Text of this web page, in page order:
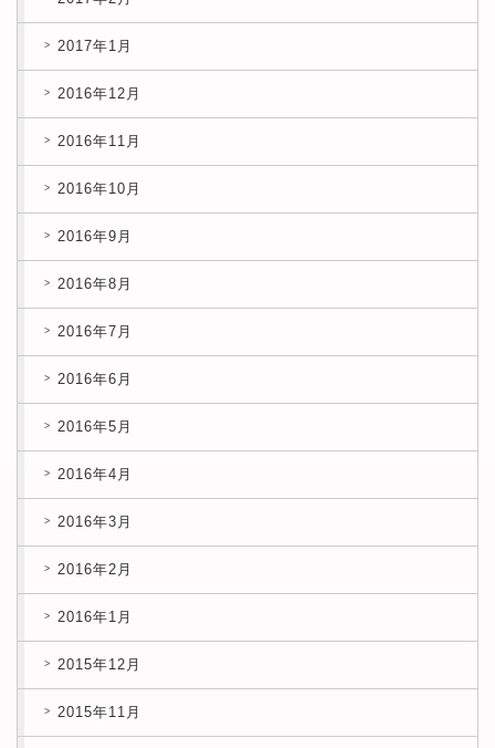
2017年1月
2016年12月
2016年11月
2016年10月
2016年9月
2016年8月
2016年7月
2016年6月
2016年5月
2016年4月
2016年3月
2016年2月
2016年1月
2015年12月
2015年11月